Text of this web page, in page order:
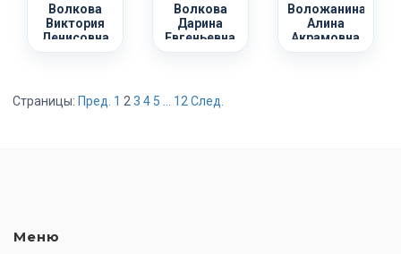
Волкова
Виктория
Денисовна
Волкова
Дарина
Евгеньевна
Воложанина
Алина
Акрамовна
Страницы: Пред. 1 2 3 4 5 12 След.
Меню